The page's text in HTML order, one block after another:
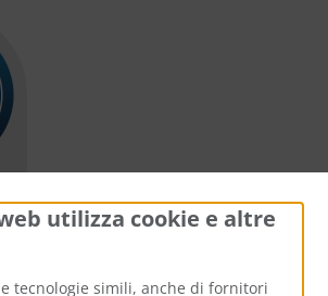
utilizza cookie e altre
tecnologie simili, anche di fornitori